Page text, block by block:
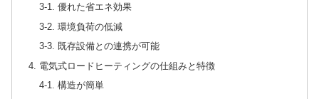
3-1. 優れた省エネ効果
3-2. 環境負荷の低減
3-3. 既存設備との連携が可能
4. 電気式ロードヒーティングの仕組みと特徴
4-1. 構造が簡単